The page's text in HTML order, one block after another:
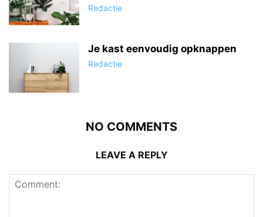
Redactie
Je kast eenvoudig opknappen
Redactie
NO COMMENTS
LEAVE A REPLY